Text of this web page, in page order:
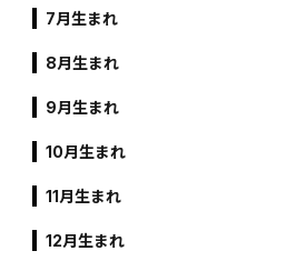
7月生まれ
8月生まれ
9月生まれ
10月生まれ
11月生まれ
12月生まれ